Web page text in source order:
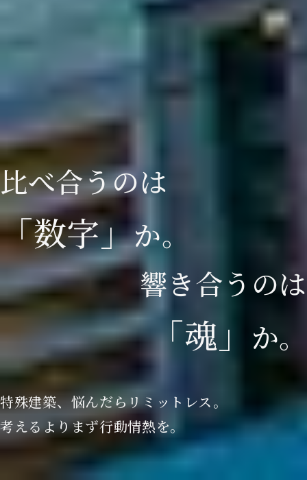
比べ合うのは
「数字」か。
響き合う のは
「魂 」 か。
特殊建築、悩んだらリミットレス。
考えるよりまず行動情熱を。